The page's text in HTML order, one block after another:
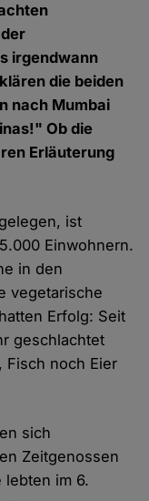
irgendwann
die beiden
nach Mumbai
Ob die
Erläuterung
ist
Einwohnern.
in den
vegetarische
Erfolg: Seit
geschlachtet
noch Eier
sich
Zeitgenossen
lebten im 6.